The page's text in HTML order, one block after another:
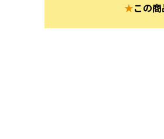
★この